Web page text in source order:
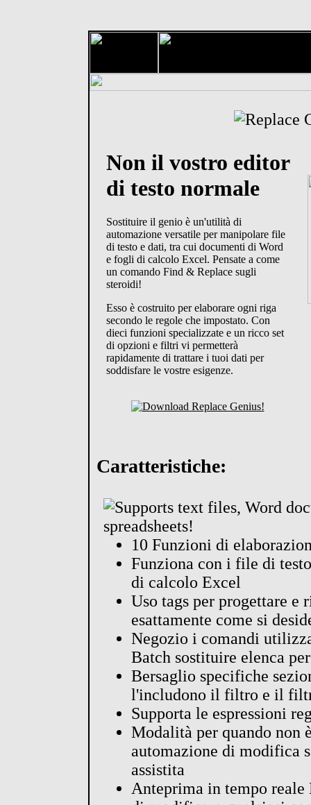
Non il vostro editor
di testo normale
Sostituire il genio è un'utilità di
automazione versatile per manipolare file
di testo e dati, tra cui documenti di Word
e fogli di calcolo Excel. Pensate a come
un comando Find & Replace sugli
steroidi!
Esso è costruito per elaborare ogni riga
secondo le regole che impostato. Con
dieci funzioni specializzate e un ricco set
di opzioni e filtri vi permetterà
rapidamente di trattare i tuoi dati per
soddisfare le vostre esigenze.
Caratteristiche:
10 Funzioni di
Funziona con i file di
di calcolo Excel
Uso tags per progettare e
esattamente come si
Negozio i comandi
Batch sostituire elenca
Bersaglio specifiche
l'includono il filtro e il
Supporta le espressioni
Modalità per quando non
automazione di modifica
assistita
Anteprima in tempo